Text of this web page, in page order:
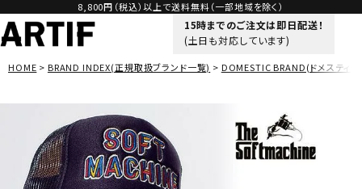
8,800円（税込）以上で送料無料（一部地域を除く）
15時までのご注文は即日配送！
(土日も対応しています)
HOME BRAND INDEX(正規取扱ブランド一覧) DOMESTIC BRAND(ドメスティッ